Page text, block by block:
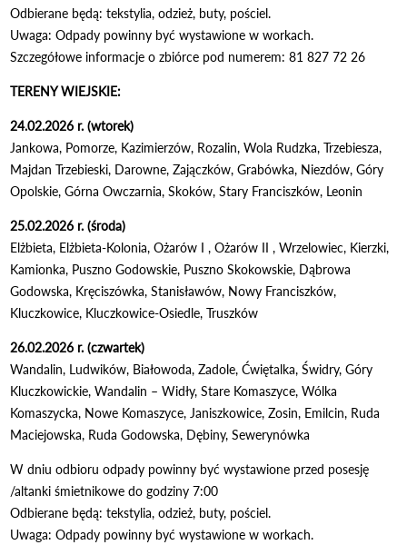
Odbierane będą: tekstylia, odzież, buty, pościel.
Uwaga: Odpady powinny być wystawione w workach.
Szczegółowe informacje o zbiórce pod numerem: 81 827 72 26
TERENY WIEJSKIE:
24.02.2026 r. (wtorek)
Jankowa, Pomorze, Kazimierzów, Rozalin, Wola Rudzka, Trzebiesza,
Majdan Trzebieski, Darowne, Zajączków, Grabówka, Niezdów, Góry
Opolskie, Górna Owczarnia, Skoków, Stary Franciszków, Leonin
25.02.2026 r. (środa)
Elżbieta, Elżbieta-Kolonia, Ożarów I , Ożarów II , Wrzelowiec, Kierzki,
Kamionka, Puszno Godowskie, Puszno Skokowskie, Dąbrowa
Godowska, Kręciszówka, Stanisławów, Nowy Franciszków,
Kluczkowice, Kluczkowice-Osiedle, Truszków
26.02.2026 r. (czwartek)
Wandalin, Ludwików, Białowoda, Zadole, Ćwiętalka, Świdry, Góry
Kluczkowickie, Wandalin – Widły, Stare Komaszyce, Wólka
Komaszycka, Nowe Komaszyce, Janiszkowice, Zosin, Emilcin, Ruda
Maciejowska, Ruda Godowska, Dębiny, Sewerynówka
W dniu odbioru odpady powinny być wystawione przed posesję
/altanki śmietnikowe do godziny 7:00
Odbierane będą: tekstylia, odzież, buty, pościel.
Uwaga: Odpady powinny być wystawione w workach.